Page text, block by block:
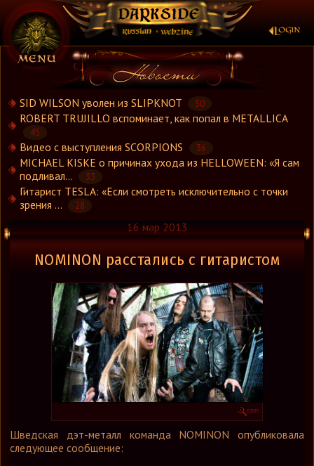
×
Новости
Новости.Рус
Концерты
Группы
Интервью
Стили
Графика
Форум
Ссылки
Контакты
SID WILSON уволен из SLIPKNOT 50
ROBERT TRUJILLO вспоминает, как попал в METALLICA
45
Видео с выступления SCORPIONS 36
MICHAEL KISKE о причинах ухода из HELLOWEEN: «Я сам
подливал...
33
Гитарист TESLA: «Если смотреть исключительно с точки
зрения ...
28
16 мар 2013
NOMINON расстались с гитаристом
Шведская дэт-металл команда NOMINON опубликовала
следующее сообщение: